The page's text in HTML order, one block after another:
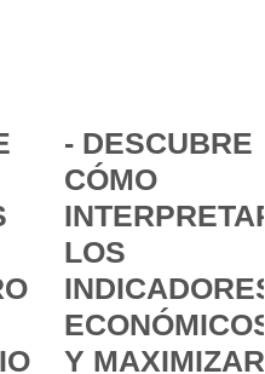
- DESCUBRE
CÓMO
INTERPRETAR
LOS
INDICADORES
ECONÓMICOS
Y MAXIMIZAR